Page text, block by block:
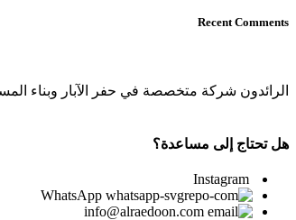
Recent Comments
الرائدون شركة متخصصة في حفر الآبار وبناء
هل تحتاج إلى مساعدة؟
Instagram
WhatsApp
info@alraedoon.com